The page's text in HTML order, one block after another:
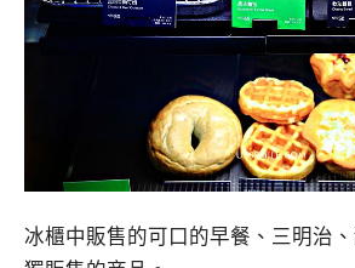
冰櫃中販售的可口的早餐、三明治